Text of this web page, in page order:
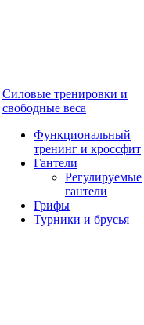
Силовые тренировки и
свободные веса
Функциональный
тренинг и кроссфит
Гантели
Регулируемые
гантели
Грифы
Турники и брусья